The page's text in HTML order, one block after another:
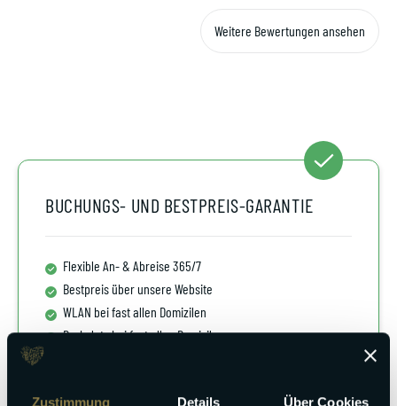
Zustimmung Details Über Cookies
Weitere Bewertungen ansehen
BUCHUNGS- UND BESTPREIS-GARANTIE
Flexible An- & Abreise 365/7
Bestpreis über unsere Website
WLAN bei fast allen Domizilen
Parkplatz bei fast allen Domizilen